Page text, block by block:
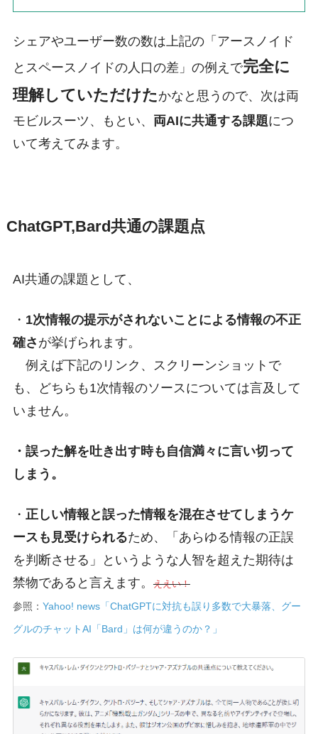
シェアやユーザー数の数は上記の「アースノイド
とスペースノイドの人口の差」の例えで完全に
理解していただけた かなと思うので、次は両
モビルスーツ、もとい、 両AIに共通する課題につ
いて考えてみます。
ChatGPT,Bard共通の課題点
AI共通の課題として、
・ 1次情報の提示がされないことによる情報の不正
確さ が挙げられます。
例えば下記のリンク、スクリーンショットで
も、どちらも1次情報のソースについては言及して
いません。
・誤った解を吐き出す時も自信満々に言い切って
しまう。
・ 正しい情報と誤った情報を混在させてしまうケ
ースも見受けられるため、「あらゆる情報の正誤
を判断させる」というような人智を超えた期待は
禁物であると言えます。
ええい！
参照： Yahoo! news「ChatGPTに対抗も誤り多数で大暴落、グー
グルのチャットAI「Bard」は何が違うのか？」